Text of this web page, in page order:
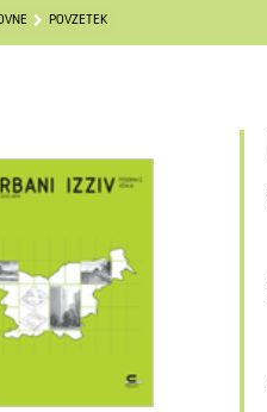
POVZETEK